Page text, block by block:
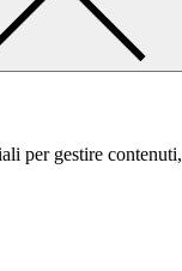
per gestire